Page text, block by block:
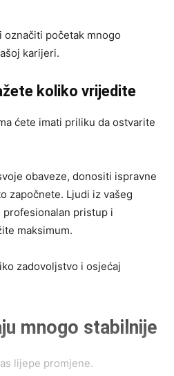
označiti početak mnogo
karijeri.
koliko vrijedite
ćete imati priliku da ostvarite
obaveze, donositi ispravne
započnete. Ljudi iz vašeg
pristup i
maksimum.
zadovoljstvo i osjećaj
mnogo stabilnije
lijepe promjene.